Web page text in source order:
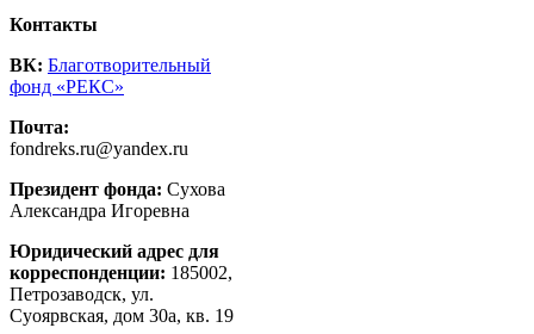
Контакты
ВК: Благотворительный
фонд «РЕКС»
Почта:
fondreks.ru@yandex.ru
Президент фонда: Сухова
Александра Игоревна
Юридический адрес для
корреспонденции: 185002,
Петрозаводск, ул.
Суоярвская, дом 30а, кв. 19